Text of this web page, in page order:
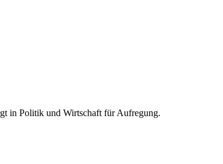
in Politik und Wirtschaft für Aufregung.